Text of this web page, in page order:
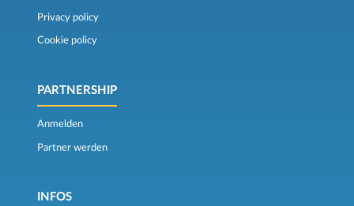
Privacy policy
Cookie policy
PARTNERSHIP
Anmelden
Partner werden
INFOS